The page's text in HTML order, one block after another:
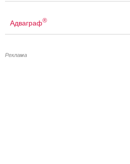
Адваграф®
Реклама